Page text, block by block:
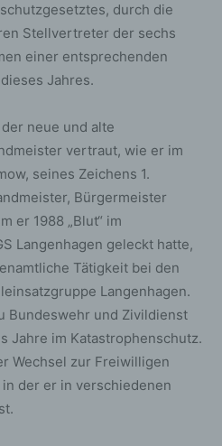
durch die
Stellvertreter der sechs
einer entsprechenden
Jahres.
neue und alte
vertraut, wie er im
seines Zeichens 1.
Bürgermeister
er 1988 „Blut“ im
Langenhagen geleckt hatte,
Tätigkeit bei den
Langenhagen.
Bundeswehr und Zivildienst
Jahre im Katastrophenschutz.
Wechsel zur Freiwilligen
der er in verschiedenen